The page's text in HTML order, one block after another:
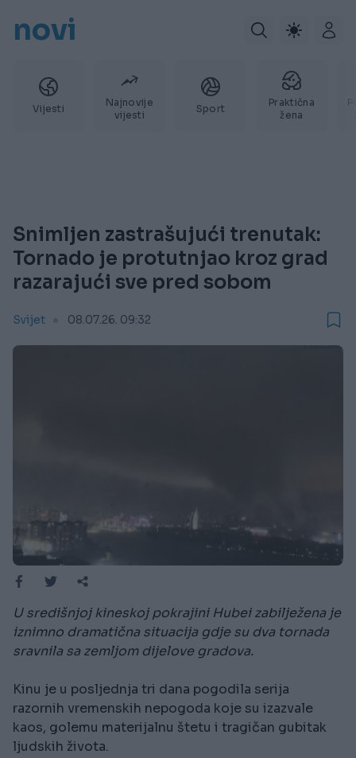
novi
Vijesti
Najnovije
vijesti
Sport
Praktična
žena
Snimljen zastrašujući trenutak:
Tornado je protutnjao kroz grad
razarajući sve pred sobom
Svijet 08.07.26. 09:32
U središnjoj kineskoj pokrajini Hubei zabilježena je
iznimno dramatična situacija gdje su dva tornada
sravnila sa zemljom dijelove gradova.
Kinu je u posljednja tri dana pogodila serija
razornih vremenskih nepogoda koje su izazvale
kaos, golemu materijalnu štetu i tragičan gubitak
ljudskih života.